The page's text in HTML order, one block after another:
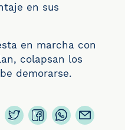
en sus
en marcha con
colapsan los
demorarse.